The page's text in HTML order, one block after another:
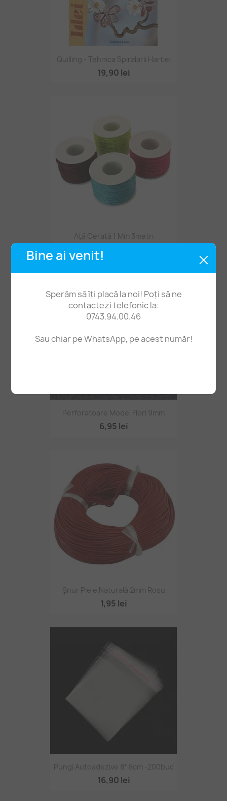
Bine ai venit!
Sperăm să îți placă la noi! Poți să ne
contactezi telefonic la:
0743.94.00.46
Sau chiar pe WhatsApp, pe acest număr!
Quilling - Tehnica Spiralarii Hartiei
19,90 lei
Ață Cerată 1 Mm 3metri
0,90 lei
Perforatoare Model Flori 9mm
6,95 lei
Șnur Piele Naturală 2mm Rosu
1,95 lei
Pungi Autoadezive 8* 8cm -200buc
16,90 lei